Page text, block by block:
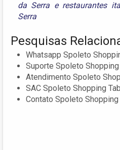
da Serra e restaurantes
Serra
Pesquisas
Whatsapp Spoleto
Suporte Spoleto Shopping
Atendimento Spoleto
SAC Spoleto Shopping
Contato Spoleto Shopping